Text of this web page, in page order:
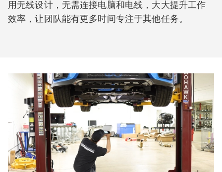
用无线设计，无需连接电脑和电线，大大提升工作
效率，让团队能有更多时间专注于其他任务。